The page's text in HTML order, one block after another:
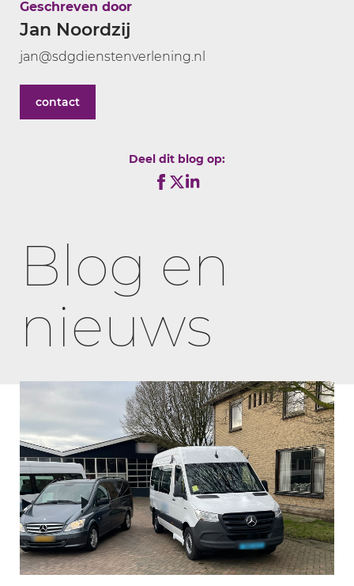
Geschreven door
Jan Noordzij
jan@sdgdienstenverlening.nl
contact
Deel dit blog op:
Blog en
nieuws